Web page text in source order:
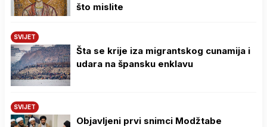
što mislite
SVIJET
Šta se krije iza migrantskog cunamija i
udara na špansku enklavu
SVIJET
Objavljeni prvi snimci Modžtabe